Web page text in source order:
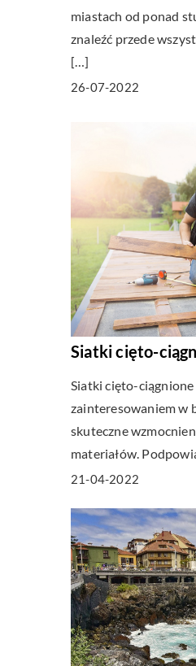
miastach od ponad
znaleźć przede
[…]
26-07-2022
Siatki cięto-
Siatki cięto-ciągnione
zainteresowaniem w
skuteczne
materiałów.
21-04-2022